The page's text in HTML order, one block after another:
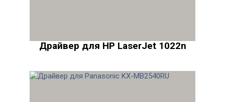
Драйвер для HP LaserJet 1022n